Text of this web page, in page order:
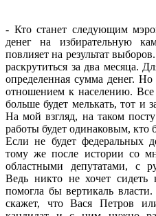
- Кто станет следующим
денег на избирательную
повлияет на результат
раскрутиться за два месяца.
определенная сумма денег.
отношением к населению.
больше будет мелькать, тот и
На мой взгляд, на таком
работы будет одинаковым, кто
Если не будет федеральных
тому же после истории со
областными депутатами, с
Ведь никто не хочет
помогла бы вертикаль
скажет, что Вася Петров